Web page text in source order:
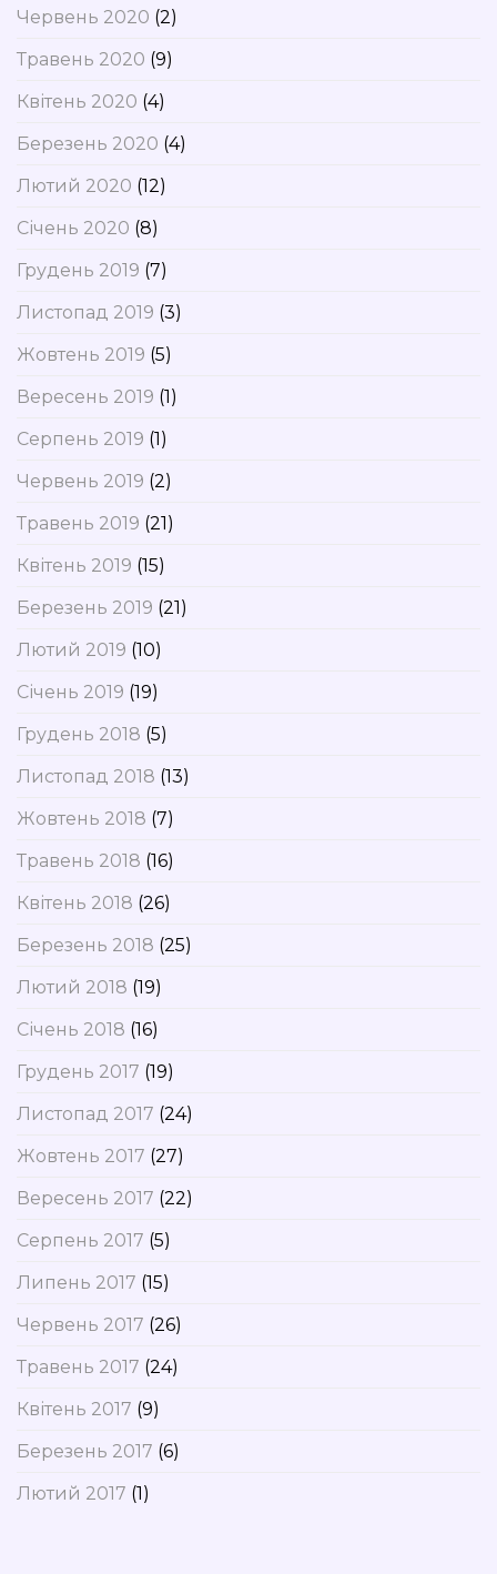
Червень 2020 (2)
Травень 2020 (9)
Квітень 2020 (4)
Березень 2020 (4)
Лютий 2020 (12)
Січень 2020 (8)
Грудень 2019 (7)
Листопад 2019 (3)
Жовтень 2019 (5)
Вересень 2019 (1)
Серпень 2019 (1)
Червень 2019 (2)
Травень 2019 (21)
Квітень 2019 (15)
Березень 2019 (21)
Лютий 2019 (10)
Січень 2019 (19)
Грудень 2018 (5)
Листопад 2018 (13)
Жовтень 2018 (7)
Травень 2018 (16)
Квітень 2018 (26)
Березень 2018 (25)
Лютий 2018 (19)
Січень 2018 (16)
Грудень 2017 (19)
Листопад 2017 (24)
Жовтень 2017 (27)
Вересень 2017 (22)
Серпень 2017 (5)
Липень 2017 (15)
Червень 2017 (26)
Травень 2017 (24)
Квітень 2017 (9)
Березень 2017 (6)
Лютий 2017 (1)